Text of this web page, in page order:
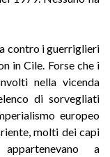
contro i guerriglieri
in Cile. Forse che i
nella vicenda
di sorvegliati
europeo
molti dei capi
a